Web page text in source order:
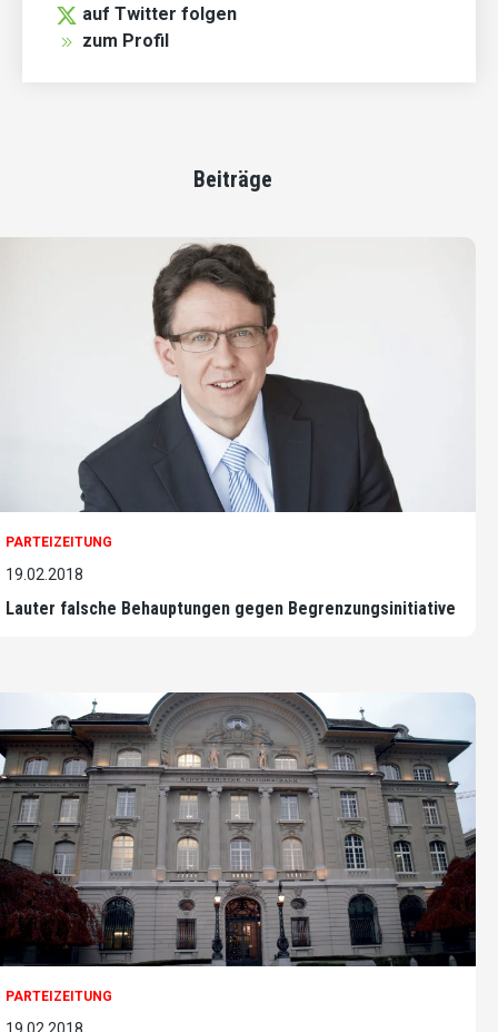
auf Twitter folgen
zum Profil
Beiträge
PARTEIZEITUNG
19.02.2018
Lauter falsche Behauptungen gegen Begrenzungsinitiative
PARTEIZEITUNG